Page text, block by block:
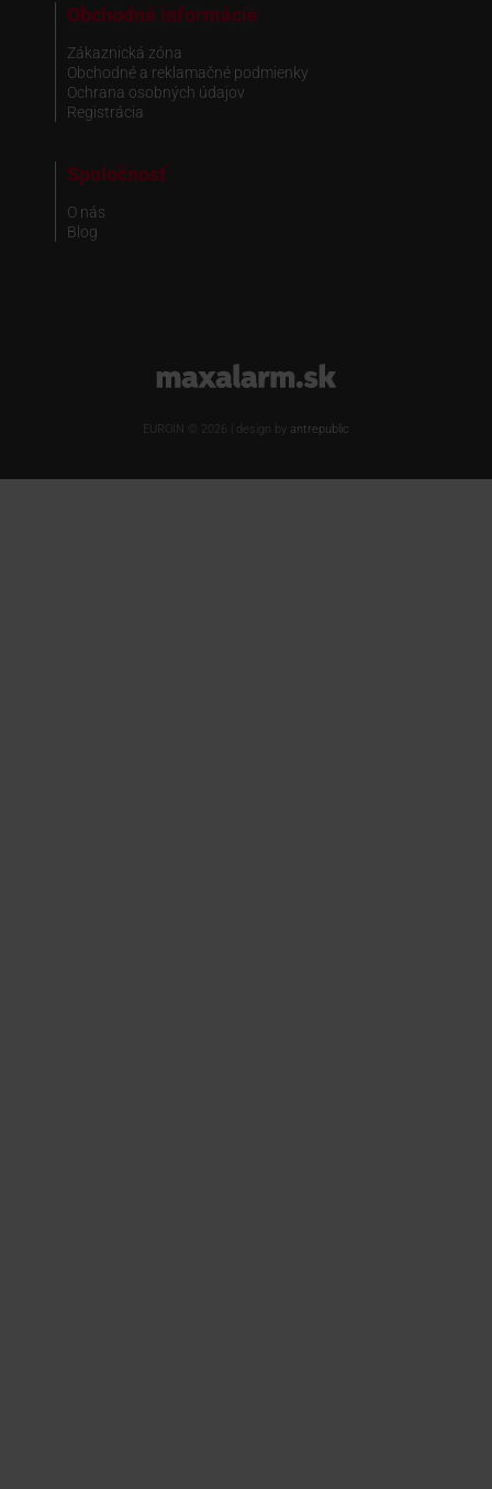
Obchodné informácie
Zákaznická zóna
Obchodné a reklamačné podmienky
Ochrana osobných údajov
Registrácia
Spoločnosť
O nás
Blog
www.maxalarm.sk
EUROIN © 2026 | design by antrepublic